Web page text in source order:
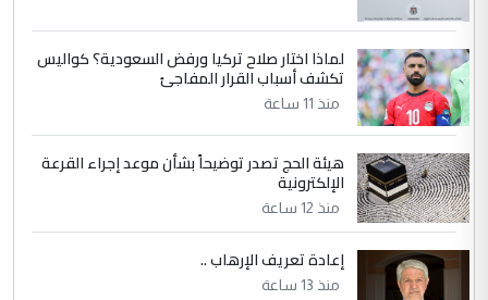
5 عبد الأمير جاسم هليل
التعليق : نحن اباء الطلاب الأوائل على العراق
نتشرف بلقاء السيد احمد الصافي في العتبات
الموضوع :
مكتب السيد احمد الصافي : لا يوجود
لدينا اي حساب على الفيس بوك وتويتر
لماذا اختار صلاح تركيا ورفض السعودية؟ كواليس
تكشف أسباب القرار المفاجئ
منذ 11 ساعة
هيئة الحج تصدر توضيحاً بشأن موعد إجراء القرعة
الإلكترونية
منذ 12 ساعة
إعادة تعريف الإرهاب ..
منذ 13 ساعة